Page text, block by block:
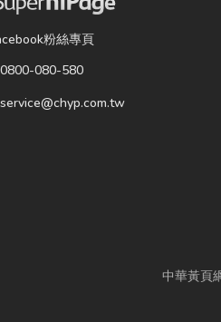
粉絲專頁
0800-080-580
service@chyp.com.tw
中華黃頁